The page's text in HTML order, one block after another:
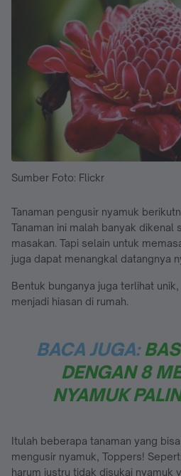
Sumber Foto: Flickr
Tanaman pengusir nyamuk
Tanaman ini malah banyak dikenal
masakan. Tapi selain untuk
juga dapat menangkal datangnya
Bentuk bunganya juga terlihat
menjadi hiasan di rumah.
BACA JUGA:
DENGAN 8
NYAMUK
Itulah beberapa tanaman yang
mengusir nyamuk, Toppers!
harum justru tidak disukai nyamuk